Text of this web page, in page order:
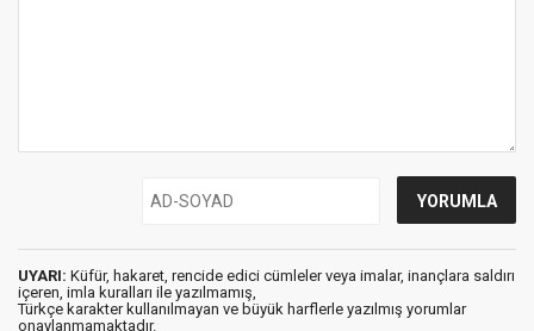
UYARI: Küfür, hakaret, rencide edici cümleler veya imalar, inançlara saldırı
içeren, imla kuralları ile yazılmamış,
Türkçe karakter kullanılmayan ve büyük harflerle yazılmış yorumlar
onaylanmamaktadır.